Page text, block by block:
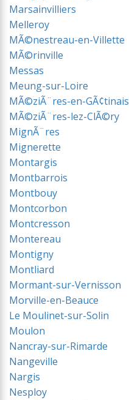
Marsainvilliers
Melleroy
MÃ©nestreau-en-Villette
MÃ©rinville
Messas
Meung-sur-Loire
MÃ©ziÃ¨res-en-GÃ¢tinais
MÃ©ziÃ¨res-lez-ClÃ©ry
MignÃ¨res
Mignerette
Montargis
Montbarrois
Montbouy
Montcorbon
Montcresson
Montereau
Montigny
Montliard
Mormant-sur-Vernisson
Morville-en-Beauce
Le Moulinet-sur-Solin
Moulon
Nancray-sur-Rimarde
Nangeville
Nargis
Nesploy